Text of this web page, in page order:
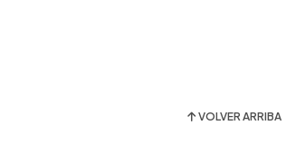
VOLVER ARRIBA